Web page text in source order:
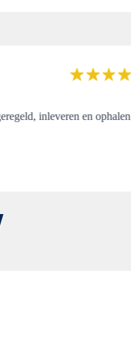
inleveren en ophalen